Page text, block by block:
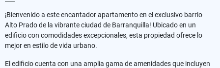
¡Bienvenido a este encantador apartamento en el exclusivo barrio
Alto Prado de la vibrante ciudad de Barranquilla! Ubicado en un
edificio con comodidades excepcionales, esta propiedad ofrece lo
mejor en estilo de vida urbano.
El edificio cuenta con una amplia gama de amenidades que incluyen